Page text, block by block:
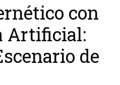
con
Artificial:
de